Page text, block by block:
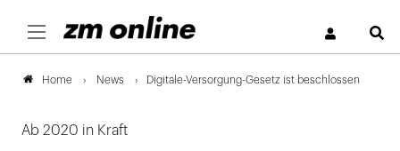
Home News Digitale-Versorgung-Gesetz ist beschlossen
Ab 2020 in Kraft